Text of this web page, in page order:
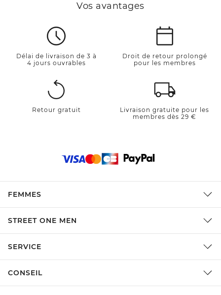
Vos avantages
Délai de livraison de 3 à
4 jours ouvrables
Droit de retour prolongé
pour les membres
Retour gratuit
Livraison gratuite pour les
membres dès 29 €
FEMMES
STREET ONE MEN
SERVICE
CONSEIL